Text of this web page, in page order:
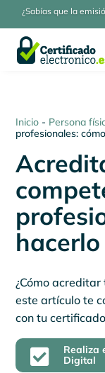
¿Sabías que la
Inicio - Persona
profesionales:
¿Cómo
este artículo te
con tu

Realiza
Digital